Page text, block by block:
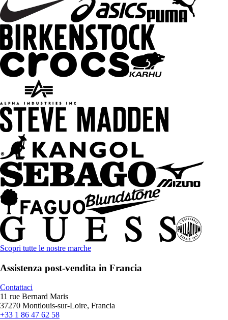
Scopri tutte le nostre marche
Assistenza post-vendita in Francia
Contattaci
11 rue Bernard Maris
37270 Montlouis-sur-Loire, Francia
+33 1 86 47 62 58